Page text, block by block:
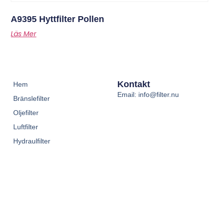
A9395 Hyttfilter Pollen
Läs Mer
Hem
Bränslefilter
Oljefilter
Luftfilter
Hydraulfilter
Kontakt
Email: info@filter.nu